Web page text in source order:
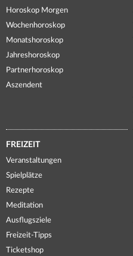
Horoskop Morgen
Wochenhoroskop
Monatshoroskop
Jahreshoroskop
Partnerhoroskop
Aszendent
FREIZEIT
Veranstaltungen
Spielplätze
Rezepte
Meditation
Ausflugsziele
Freizeit-Tipps
Ticketshop